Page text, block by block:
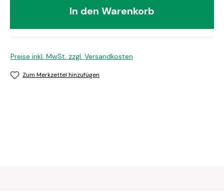
In den Warenkorb
Preise inkl. MwSt. zzgl. Versandkosten
Zum Merkzettel hinzufügen